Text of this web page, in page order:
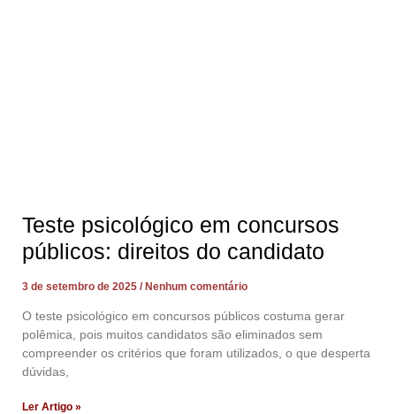
Teste psicológico em concursos
públicos: direitos do candidato
3 de setembro de 2025 Nenhum comentário
O teste psicológico em concursos públicos costuma gerar
polêmica, pois muitos candidatos são eliminados sem
compreender os critérios que foram utilizados, o que desperta
dúvidas,
Ler Artigo »